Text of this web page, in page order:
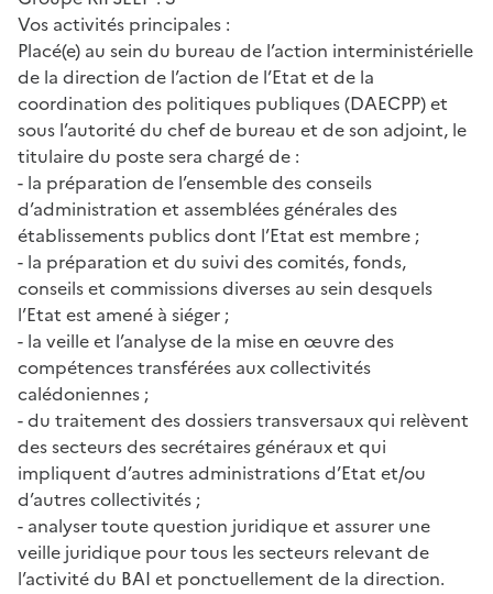
Vos activités principales :
Placé(e) au sein du bureau de l’action interministérielle
de la direction de l’action de l’Etat et de la
coordination des politiques publiques (DAECPP) et
sous l’autorité du chef de bureau et de son adjoint, le
titulaire du poste sera chargé de :
- la préparation de l’ensemble des conseils
d’administration et assemblées générales des
établissements publics dont l’Etat est membre ;
- la préparation et du suivi des comités, fonds,
conseils et commissions diverses au sein desquels
l’Etat est amené à siéger ;
- la veille et l’analyse de la mise en œuvre des
compétences transférées aux collectivités
calédoniennes ;
- du traitement des dossiers transversaux qui relèvent
des secteurs des secrétaires généraux et qui
impliquent d’autres administrations d’Etat et/ou
d’autres collectivités ;
- analyser toute question juridique et assurer une
veille juridique pour tous les secteurs relevant de
l’activité du BAI et ponctuellement de la direction.